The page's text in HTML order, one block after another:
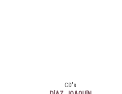
CD's